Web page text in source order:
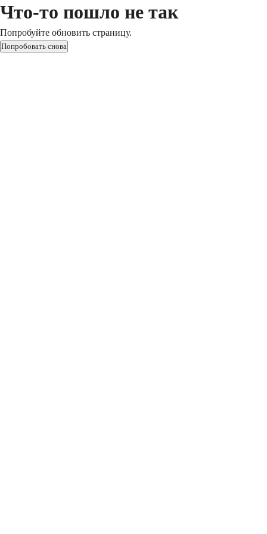
Что-то пошло не так
Попробуйте обновить страницу.
Попробовать снова